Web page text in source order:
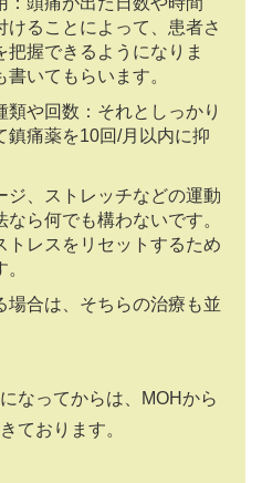
けることによって、患者さ
把握できるようになりま
いてもらいます。
や回数：それとしっかり
鎮痛薬を10回/月以内に抑
ジ、ストレッチなどの運動
ら何でも構わないです。
トレスをリセットするため
場合は、そちらの治療も並
なってからは、MOHから
ております。